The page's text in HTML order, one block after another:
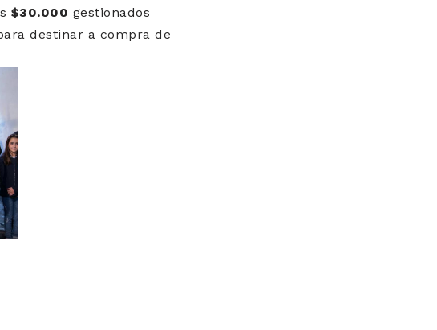
$30.000 gestionados
destinar a compra de